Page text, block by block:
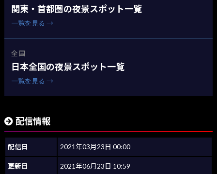
関東・首都圏の夜景スポット一覧
一覧を見る →
全国
日本全国の夜景スポット一覧
一覧を見る →
配信情報
配信日 2021年03月23日 00:00
更新日 2021年06月23日 10:59